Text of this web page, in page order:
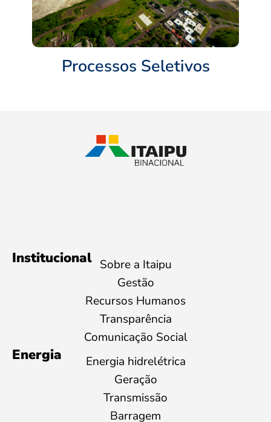
Processos Seletivos
Institucional Sobre a Itaipu
Gestão
Recursos Humanos
Transparência
Comunicação Social
Energia
Energia hidrelétrica
Geração
Transmissão
Barragem